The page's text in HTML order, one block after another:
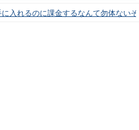
に入れるのに課金するなんて勿体ない